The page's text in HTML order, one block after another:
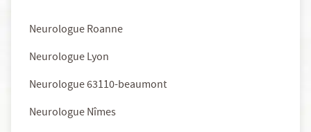
Neurologue Roanne
Neurologue Lyon
Neurologue 63110-beaumont
Neurologue Nîmes